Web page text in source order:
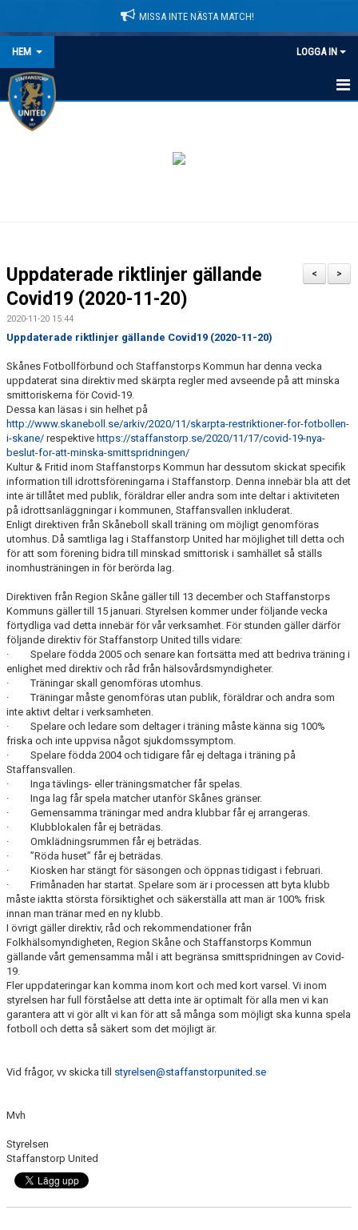
MISSA INTE NÄSTA MATCH!
HEM LOGGA IN
HEM
DOMARINFORMATION
MEDLEMSAVGIFTER
KLÄDPROFIL
LEDARINFORMATION
STYRELSE/SEKTIONER
KONTAKT/KANSLI
PARTNERS
OM SUFC
>
<
Uppdaterade riktlinjer gällande
Covid19 (2020-11-20)
2020-11-20 15:44
Uppdaterade riktlinjer gällande Covid19 (2020-11-20)
Skånes Fotbollförbund och Staffanstorps Kommun har denna vecka
uppdaterat sina direktiv med skärpta regler med avseende på att minska
smittoriskerna för Covid-19.
Dessa kan läsas i sin helhet på
http://www.skaneboll.se/arkiv/2020/11/skarpta-restriktioner-for-fotbollen-
i-skane/ respektive https://staffanstorp.se/2020/11/17/covid-19-nya-
beslut-for-att-minska-smittspridningen/
Kultur & Fritid inom Staffanstorps Kommun har dessutom skickat specifik
information till idrottsföreningarna i Staffanstorp. Denna innebär bla att det
inte är tillåtet med publik, föräldrar eller andra som inte deltar i aktiviteten
på idrottsanläggningar i kommunen, Staffansvallen inkluderat.
Enligt direktiven från Skåneboll skall träning om möjligt genomföras
utomhus. Då samtliga lag i Staffanstorp United har möjlighet till detta och
för att som förening bidra till minskad smittorisk i samhället så ställs
inomhusträningen in för berörda lag.
Direktiven från Region Skåne gäller till 13 december och Staffanstorps
Kommuns gäller till 15 januari. Styrelsen kommer under följande vecka
förtydliga vad detta innebär för vår verksamhet. För stunden gäller därför
följande direktiv för Staffanstorp United tills vidare:
· Spelare födda 2005 och senare kan fortsätta med att bedriva träning i
enlighet med direktiv och råd från hälsovårdsmyndigheter.
· Träningar skall genomföras utomhus.
· Träningar måste genomföras utan publik, föräldrar och andra som
inte aktivt deltar i verksamheten.
· Spelare och ledare som deltager i träning måste känna sig 100%
friska och inte uppvisa något sjukdomssymptom.
· Spelare födda 2004 och tidigare får ej deltaga i träning på
Staffansvallen.
· Inga tävlings- eller träningsmatcher får spelas.
· Inga lag får spela matcher utanför Skånes gränser.
· Gemensamma träningar med andra klubbar får ej arrangeras.
· Klubblokalen får ej beträdas.
· Omklädningsrummen får ej beträdas.
· ”Röda huset” får ej beträdas.
· Kiosken har stängt för säsongen och öppnas tidigast i februari.
· Frimånaden har startat. Spelare som är i processen att byta klubb
måste iaktta största försiktighet och säkerställa att man är 100% frisk
innan man tränar med en ny klubb.
I övrigt gäller direktiv, råd och rekommendationer från
Folkhälsomyndigheten, Region Skåne och Staffanstorps Kommun
gällande vårt gemensamma mål i att begränsa smittspridningen av Covid-
19.
Fler uppdateringar kan komma inom kort och med kort varsel. Vi inom
styrelsen har full förståelse att detta inte är optimalt för alla men vi kan
garantera att vi gör allt vi kan för att så många som möjligt ska kunna spela
fotboll och detta så säkert som det möjligt är.
Vid frågor, vv skicka till styrelsen@staffanstorpunited.se
Mvh
Styrelsen
Staffanstorp United